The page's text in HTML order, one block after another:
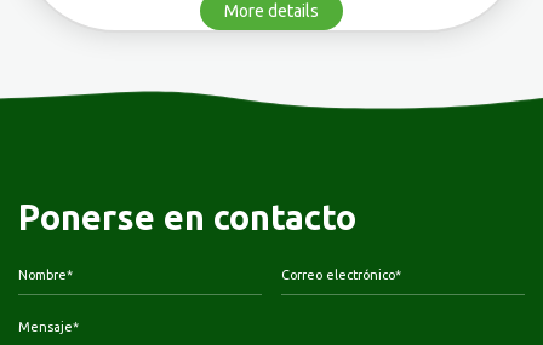
More details
Ponerse en contacto